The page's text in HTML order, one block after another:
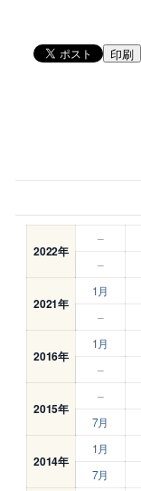
印刷
2022年
–
–
2021年
1月
–
2016年
1月
–
2015年
–
7月
2014年
1月
7月